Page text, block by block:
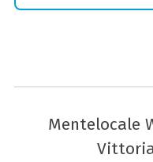
Mentelocale